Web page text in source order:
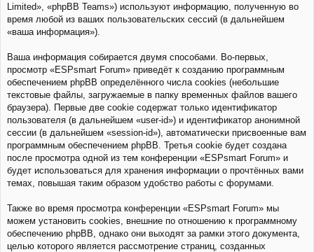
Limited», «phpBB Teams») используют информацию, полученную во
время любой из ваших пользовательских сессий (в дальнейшем
«ваша информация»).
Ваша информация собирается двумя способами. Во-первых,
просмотр «ESPsmart Forum» приведёт к созданию программным
обеспечением phpBB определённого числа cookies (небольшие
текстовые файлы, загружаемые в папку временных файлов вашего
браузера). Первые две cookie содержат только идентификатор
пользователя (в дальнейшем «user-id») и идентификатор анонимной
сессии (в дальнейшем «session-id»), автоматически присвоенные вам
программным обеспечением phpBB. Третья cookie будет создана
после просмотра одной из тем конференции «ESPsmart Forum» и
будет использоваться для хранения информации о прочтённых вами
темах, повышая таким образом удобство работы с форумами.
Также во время просмотра конференции «ESPsmart Forum» мы
можем установить cookies, внешние по отношению к программному
обеспечению phpBB, однако они выходят за рамки этого документа,
целью которого является рассмотрение страниц, созданных